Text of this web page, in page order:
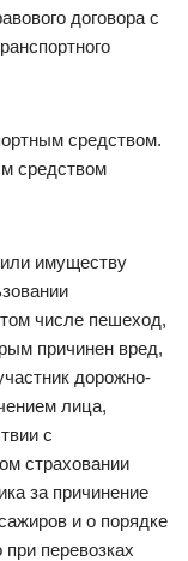
договора с
средством.
средством
имуществу
числе пешеход,
причинен вред,
дорожно-
лица,
с
страховании
за причинение
и о порядке
перевозках